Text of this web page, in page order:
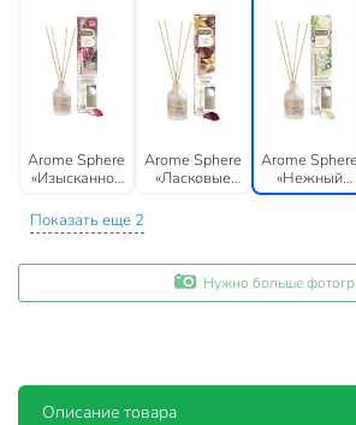
Arome Sphere
«Изысканное
Arome Sphere
«Ласковые
Arome Sphere
«Нежный
поцелуй»
Показать еще 2
Нужно больше
Описание товара